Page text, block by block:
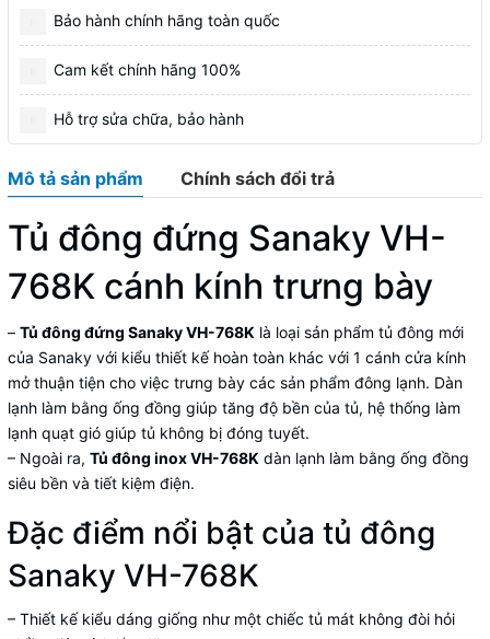
Bảo hành chính hãng toàn quốc
Cam kết chính hãng 100%
Hỗ trợ sửa chữa, bảo hành
Mô tả sản phẩm Chính sách đổi trả
Tủ đông đứng Sanaky VH-
768K cánh kính trưng bày
– Tủ đông đứng Sanaky VH-768K là loại sản phẩm tủ đông mới
của Sanaky với kiểu thiết kế hoàn toàn khác với 1 cánh cửa kính
mở thuận tiện cho việc trưng bày các sản phẩm đông lạnh. Dàn
lạnh làm bằng ống đồng giúp tăng độ bền của tủ, hệ thống làm
lạnh quạt gió giúp tủ không bị đóng tuyết.
– Ngoài ra, Tủ đông inox VH-768K dàn lạnh làm bằng ống đồng
siêu bền và tiết kiệm điện.
Đặc điểm nổi bật của tủ đông
Sanaky VH-768K
– Thiết kế kiểu dáng giống như một chiếc tủ mát không đòi hỏi